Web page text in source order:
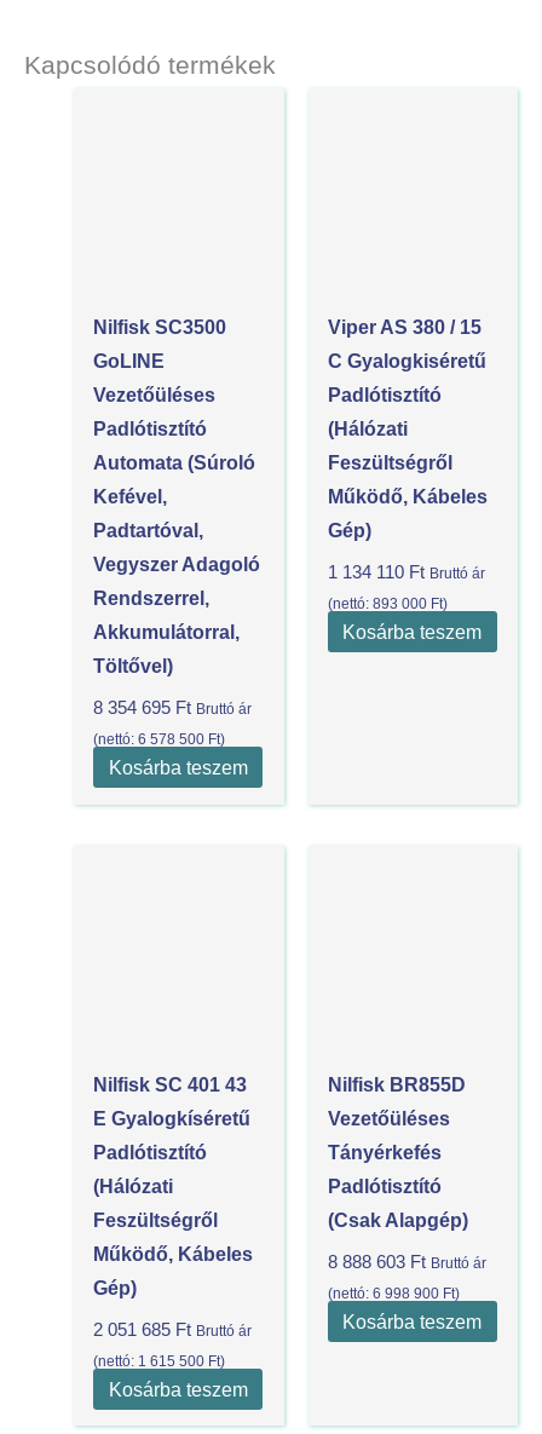
Kapcsolódó termékek
Nilfisk SC3500
GoLINE
Vezetőüléses
Padlótisztító
Automata (súroló
Kefével,
Padtartóval,
Vegyszer Adagoló
Rendszerrel,
Akkumulátorral,
Töltővel)
8 354 695 Ft Bruttó ár
(nettó:6 578 500 Ft)
Kosárba teszem
Viper AS 380 / 15
C Gyalogkiséretű
Padlótisztító
(Hálózati
Feszültségről
Működő, Kábeles
Gép)
1 134 110 Ft Bruttó ár
(nettó: 893 000 Ft)
Kosárba teszem
Nilfisk SC 401 43
E Gyalogkíséretű
Padlótisztító
(Hálózati
Feszültségről
Működő, Kábeles
Gép)
2 051 685 Ft Bruttó ár
(nettó: 1 615 500 Ft)
Kosárba teszem
Nilfisk BR855D
Vezetőüléses
Tányérkefés
Padlótisztító
(csak Alapgép)
8 888 603 Ft Bruttó ár
(nettó: 6 998 900 Ft)
Kosárba teszem